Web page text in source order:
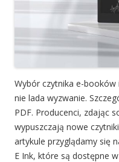
Wybór czytnika e-
nie lada wyzwanie.
PDF. Producenci, zdając
wypuszczają nowe
artykule przyglądamy się
E Ink, które są dostępne